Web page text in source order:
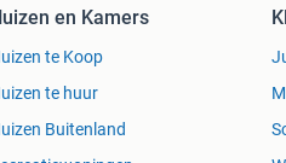
Parts
en Kamers
te Koop
te huur
Buitenland